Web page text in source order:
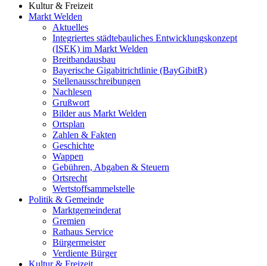
Kultur & Freizeit
Markt Welden
Aktuelles
Integriertes städtebauliches Entwicklungskonzept
(ISEK) im Markt Welden
Breitbandausbau
Bayerische Gigabitrichtlinie (BayGibitR)
Stellenausschreibungen
Nachlesen
Grußwort
Bilder aus Markt Welden
Ortsplan
Zahlen & Fakten
Geschichte
Wappen
Gebühren, Abgaben & Steuern
Ortsrecht
Wertstoffsammelstelle
Politik & Gemeinde
Marktgemeinderat
Gremien
Rathaus Service
Bürgermeister
Verdiente Bürger